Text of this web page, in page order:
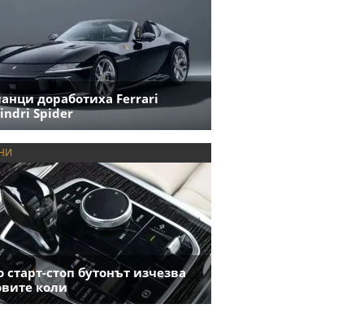
доработиха Ferrari
Spider
стоп бутонът изчезва
коли